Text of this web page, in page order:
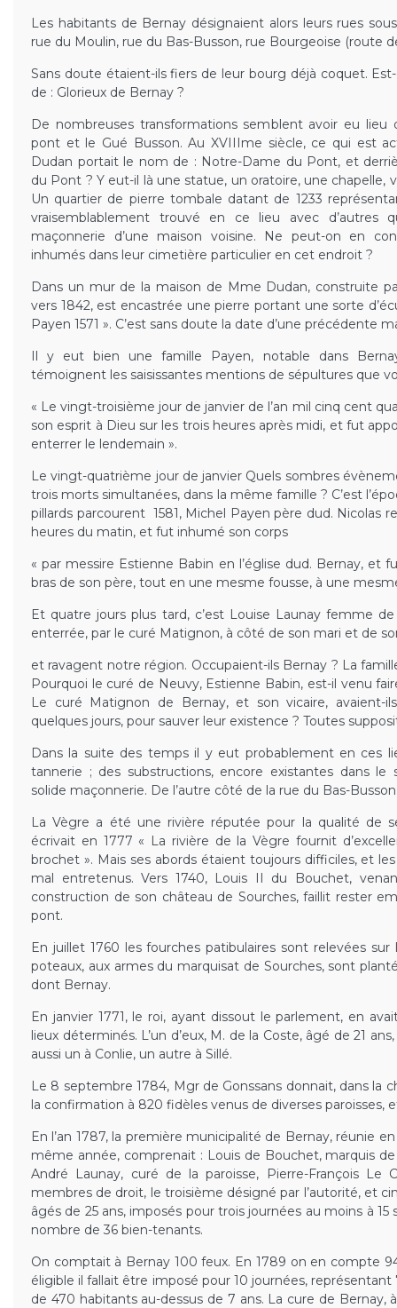
Les habitants de Bernay désignaient alors leurs rues
rue du Moulin, rue du Bas-Busson, rue Bourgeoise (route
Sans doute étaient-ils fiers de leur bourg déjà coquet.
de : Glorieux de Bernay ?
De nombreuses transformations semblent avoir eu
pont et le Gué Busson. Au XVIIIme siècle, ce qui est
Dudan portait le nom de : Notre-Dame du Pont, et
du Pont ? Y eut-il là une statue, un oratoire, une chapelle,
Un quartier de pierre tombale datant de 1233
vraisemblablement trouvé en ce lieu avec d’autres
maçonnerie d’une maison voisine. Ne peut-on en
inhumés dans leur cimetière particulier en cet endroit ?
Dans un mur de la maison de Mme Dudan, construite
vers 1842, est encastrée une pierre portant une sorte
Payen 1571 ». C’est sans doute la date d’une précédente
Il y eut bien une famille Payen, notable dans
témoignent les saisissantes mentions de sépultures que
« Le vingt-troisième jour de janvier de l’an mil cinq cent
son esprit à Dieu sur les trois heures après midi, et fut
enterrer le lendemain ».
Le vingt-quatrième jour de janvier Quels sombres
trois morts simultanées, dans la même famille ? C’est
pillards parcourent 1581, Michel Payen père dud. Nicolas
heures du matin, et fut inhumé son corps
« par messire Estienne Babin en l’église dud. Bernay, et
bras de son père, tout en une mesme fousse, à une
Et quatre jours plus tard, c’est Louise Launay femme
enterrée, par le curé Matignon, à côté de son mari et de
et ravagent notre région. Occupaient-ils Bernay ? La
Pourquoi le curé de Neuvy, Estienne Babin, est-il venu
Le curé Matignon de Bernay, et son vicaire, avaient-
quelques jours, pour sauver leur existence ? Toutes
Dans la suite des temps il y eut probablement en ces
tannerie ; des substructions, encore existantes dans le
solide maçonnerie. De l’autre côté de la rue du Bas-
La Vègre a été une rivière réputée pour la qualité de
écrivait en 1777 « La rivière de la Vègre fournit
brochet ». Mais ses abords étaient toujours difficiles, et
mal entretenus. Vers 1740, Louis II du Bouchet,
construction de son château de Sourches, faillit rester
pont.
En juillet 1760 les fourches patibulaires sont relevées
poteaux, aux armes du marquisat de Sourches, sont
dont Bernay.
En janvier 1771, le roi, ayant dissout le parlement, en
lieux déterminés. L’un d’eux, M. de la Coste, âgé de 21
aussi un à Conlie, un autre à Sillé.
Le 8 septembre 1784, Mgr de Gonssans donnait, dans la
la confirmation à 820 fidèles venus de diverses paroisses,
En l’an 1787, la première municipalité de Bernay, réunie
même année, comprenait : Louis de Bouchet, marquis
André Launay, curé de la paroisse, Pierre-François Le
membres de droit, le troisième désigné par l’autorité, et
âgés de 25 ans, imposés pour trois journées au moins à
nombre de 36 bien-tenants.
On comptait à Bernay 100 feux. En 1789 on en compte
éligible il fallait être imposé pour 10 journées,
de 470 habitants au-dessus de 7 ans. La cure de Bernay,